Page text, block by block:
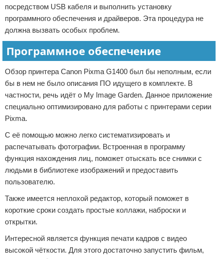
посредством USB кабеля и выполнить установку
программного обеспечения и драйверов. Эта процедура не
должна вызвать особых проблем.
Программное обеспечение
Обзор принтера Canon Pixma G1400 был бы неполным, если
бы в нем не было описания ПО идущего в комплекте. В
частности, речь идёт о My Image Garden. Данное приложение
специально оптимизировано для работы с принтерами серии
Pixma.
С её помощью можно легко систематизировать и
распечатывать фотографии. Встроенная в программу
функция нахождения лиц, поможет отыскать все снимки с
людьми в библиотеке изображений и предоставить
пользователю.
Также имеется неплохой редактор, который поможет в
короткие сроки создать простые коллажи, наброски и
открытки.
Интересной является функция печати кадров с видео
высокой чёткости. Для этого достаточно запустить фильм,